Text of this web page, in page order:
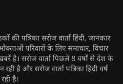
की पत्रिका सरोज वार्ता हिंदी, जानकार
परिवारों के लिए समाचार, विचार
है। सरोज वार्ता पिछले 8 वर्षों से देश के
है और सरोज वार्ता पत्रिका हिंदी वर्ष
है।